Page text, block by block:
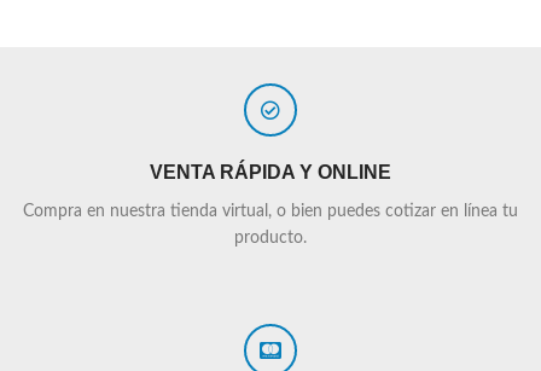
VENTA RÁPIDA Y ONLINE
Compra en nuestra tienda virtual, o bien puedes cotizar en línea tu
producto.